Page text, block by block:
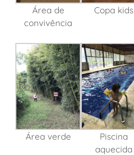
Área de
convivência
Copa kids
Área verde
Piscina
aquecida